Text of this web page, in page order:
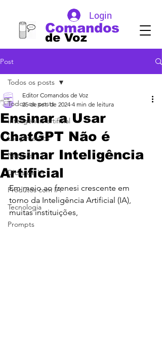
de Voz
Comandos
Login
Post
Todos os posts
Inteligência artificial
Lançamentos
Noticias
DIcas de IA
Produtos com IA
Tecnologia
Prompts
Todos os posts
Ensinar a Usar
ChatGPT Não é
Ensinar Inteligência
Artificial
Editor Comandos de Voz
25 de set. de 2024 4 min de leitura
Em meio ao frenesi crescente em
torno da Inteligência Artificial (IA),
muitas instituições,